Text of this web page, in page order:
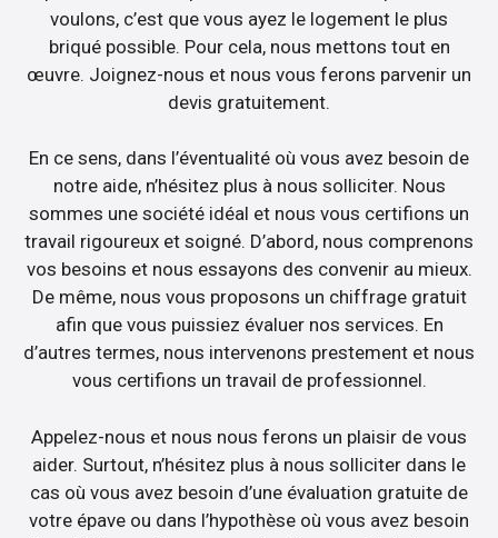
voulons, c’est que vous ayez le logement le plus
briqué possible. Pour cela, nous mettons tout en
œuvre. Joignez-nous et nous vous ferons parvenir un
devis gratuitement.
En ce sens, dans l’éventualité où vous avez besoin de
notre aide, n’hésitez plus à nous solliciter. Nous
sommes une société idéal et nous vous certifions un
travail rigoureux et soigné. D’abord, nous comprenons
vos besoins et nous essayons des convenir au mieux.
De même, nous vous proposons un chiffrage gratuit
afin que vous puissiez évaluer nos services. En
d’autres termes, nous intervenons prestement et nous
vous certifions un travail de professionnel.
Appelez-nous et nous nous ferons un plaisir de vous
aider. Surtout, n’hésitez plus à nous solliciter dans le
cas où vous avez besoin d’une évaluation gratuite de
votre épave ou dans l’hypothèse où vous avez besoin